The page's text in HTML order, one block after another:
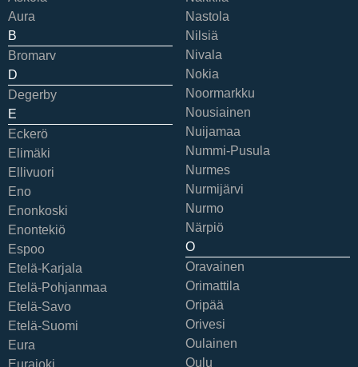
Aura
B
Bromarv
D
Degerby
E
Eckerö
Elimäki
Ellivuori
Eno
Enonkoski
Enontekiö
Espoo
Etelä-Karjala
Etelä-Pohjanmaa
Etelä-Savo
Etelä-Suomi
Eura
Eurajoki
Nastola
Nilsiä
Nivala
Nokia
Noormarkku
Nousiainen
Nuijamaa
Nummi-Pusula
Nurmes
Nurmijärvi
Nurmo
Närpiö
O
Oravainen
Orimattila
Oripää
Orivesi
Oulainen
Oulu